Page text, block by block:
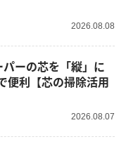
2026.08.08
便利【芯の掃除活用
2026.08.07